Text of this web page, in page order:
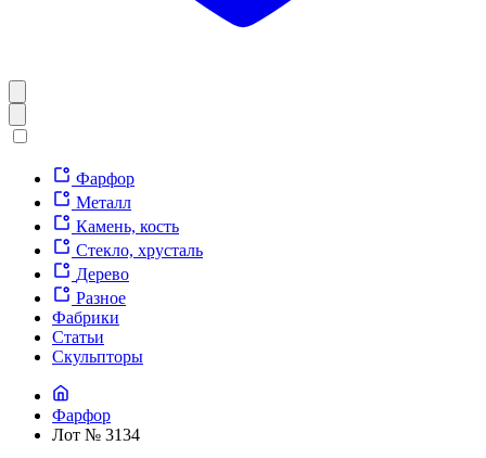
Фарфор
Металл
Камень, кость
Стекло, хрусталь
Дерево
Разное
Фабрики
Статьи
Скульпторы
Фарфор
Лот № 3134